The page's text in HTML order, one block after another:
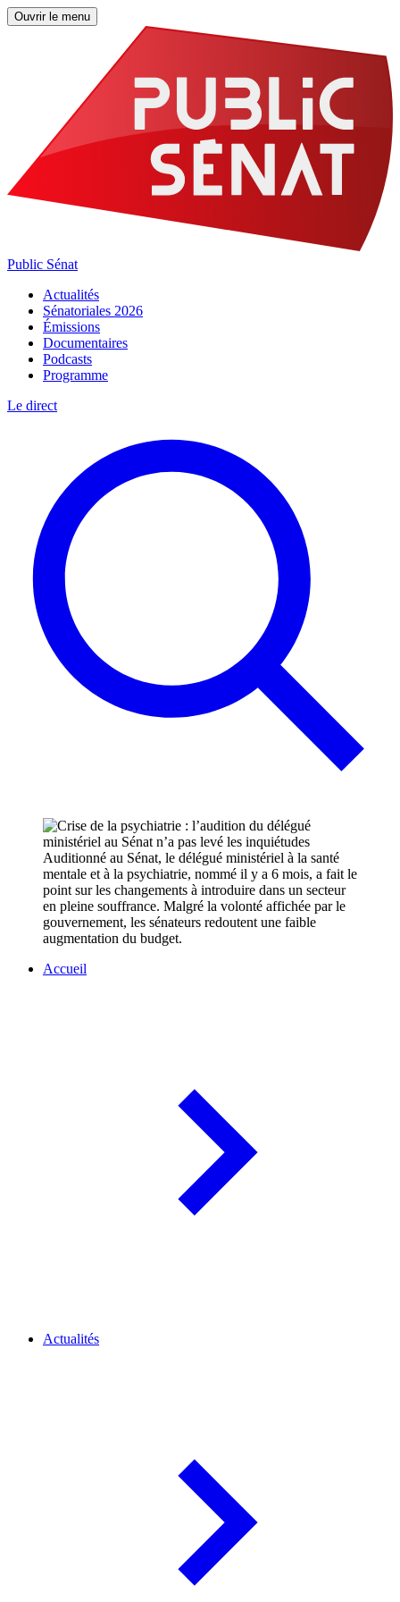
Ouvrir le menu
Public Sénat
Actualités
Sénatoriales 2026
Émissions
Documentaires
Podcasts
Programme
Le direct
Auditionné au Sénat, le délégué ministériel à la santé
mentale et à la psychiatrie, nommé il y a 6 mois, a fait le
point sur les changements à introduire dans un secteur
en pleine souffrance. Malgré la volonté affichée par le
gouvernement, les sénateurs redoutent une faible
augmentation du budget.
Accueil
Actualités